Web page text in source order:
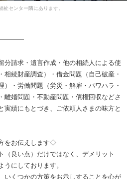
センター隣にあります。
分請求・遺言作成・他の相続人による使
相続財産調査）・借金問題（自己破産・
）・労働問題（労災・解雇・パワハラ・
離婚問題・不動産問題・債権回収などさ
実績にもとづき、ご依頼人さまの味方と
をお伝えします◇
（良い点）だけではなく、デメリット
うにしております。
いくつかの方策をお示しすることを心が